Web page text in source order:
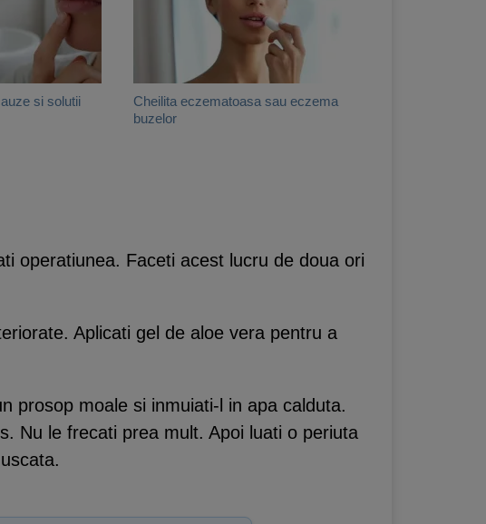
si solutii
Cheilita eczematoasa sau eczema
buzelor
operatiunea. Faceti acest lucru de doua ori
Aplicati gel de aloe vera pentru a
prosop moale si inmuiati-l in apa calduta.
Nu le frecati prea mult. Apoi luati o periuta